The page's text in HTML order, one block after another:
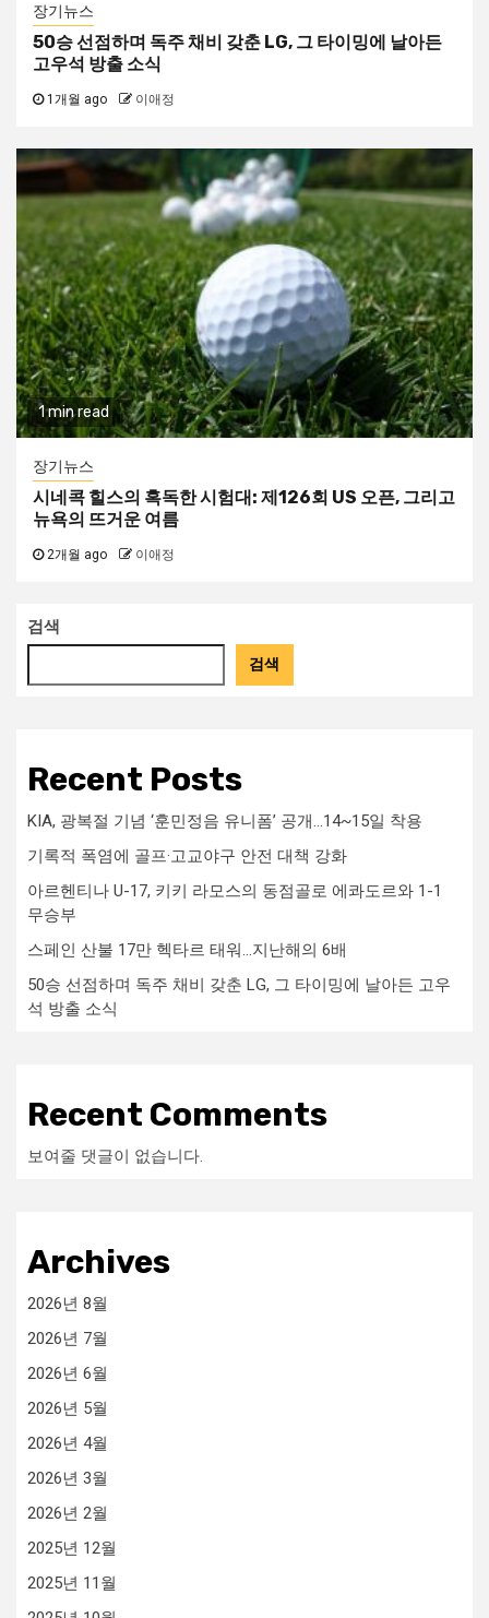
장기뉴스
50승 선점하며 독주 채비 갖춘 LG, 그 타이밍에 날아든
고우석 방출 소식
1개월 ago 이애정
1 min read
장기뉴스
시네콕 힐스의 혹독한 시험대: 제126회 US 오픈, 그리고
뉴욕의 뜨거운 여름
2개월 ago 이애정
검색
검색
Recent Posts
KIA, 광복절 기념 ‘훈민정음 유니폼’ 공개…14~15일 착용
기록적 폭염에 골프·고교야구 안전 대책 강화
아르헨티나 U-17, 키키 라모스의 동점골로 에콰도르와 1-1
무승부
스페인 산불 17만 헥타르 태워…지난해의 6배
50승 선점하며 독주 채비 갖춘 LG, 그 타이밍에 날아든 고우
석 방출 소식
Recent Comments
보여줄 댓글이 없습니다.
Archives
2026년 8월
2026년 7월
2026년 6월
2026년 5월
2026년 4월
2026년 3월
2026년 2월
2025년 12월
2025년 11월